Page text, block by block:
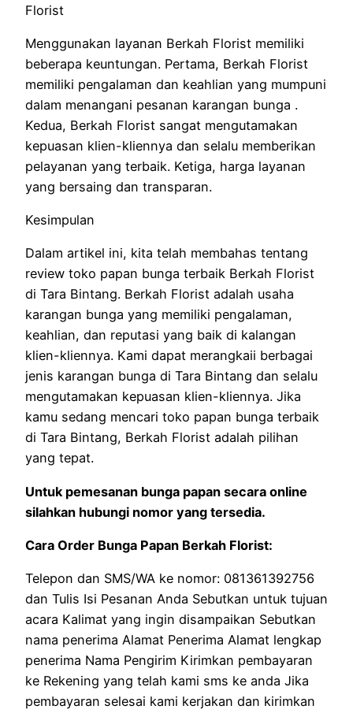
Florist
Menggunakan layanan Berkah Florist memiliki
beberapa keuntungan. Pertama, Berkah Florist
memiliki pengalaman dan keahlian yang mumpuni
dalam menangani pesanan karangan bunga .
Kedua, Berkah Florist sangat mengutamakan
kepuasan klien-kliennya dan selalu memberikan
pelayanan yang terbaik. Ketiga, harga layanan
yang bersaing dan transparan.
Kesimpulan
Dalam artikel ini, kita telah membahas tentang
review toko papan bunga terbaik Berkah Florist
di Tara Bintang. Berkah Florist adalah usaha
karangan bunga yang memiliki pengalaman,
keahlian, dan reputasi yang baik di kalangan
klien-kliennya. Kami dapat merangkaii berbagai
jenis karangan bunga di Tara Bintang dan selalu
mengutamakan kepuasan klien-kliennya. Jika
kamu sedang mencari toko papan bunga terbaik
di Tara Bintang, Berkah Florist adalah pilihan
yang tepat.
Untuk pemesanan bunga papan secara online
silahkan hubungi nomor yang tersedia.
Cara Order Bunga Papan Berkah Florist:
Telepon dan SMS/WA ke nomor: 081361392756
dan Tulis Isi Pesanan Anda Sebutkan untuk tujuan
acara Kalimat yang ingin disampaikan Sebutkan
nama penerima Alamat Penerima Alamat lengkap
penerima Nama Pengirim Kirimkan pembayaran
ke Rekening yang telah kami sms ke anda Jika
pembayaran selesai kami kerjakan dan kirimkan